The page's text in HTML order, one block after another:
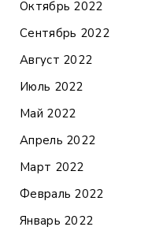
Октябрь 2022
Сентябрь 2022
Август 2022
Июль 2022
Май 2022
Апрель 2022
Март 2022
Февраль 2022
Январь 2022